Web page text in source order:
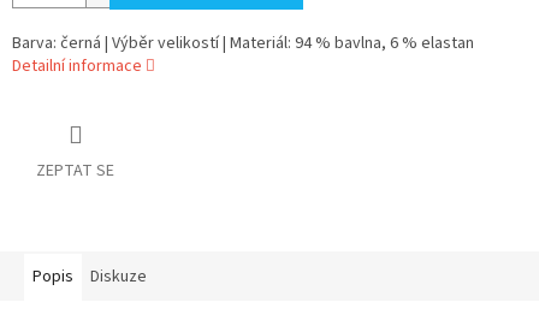
Barva: černá | Výběr velikostí | Materiál: 94 % bavlna, 6 % elastan
Detailní informace
ZEPTAT SE
Popis Diskuze